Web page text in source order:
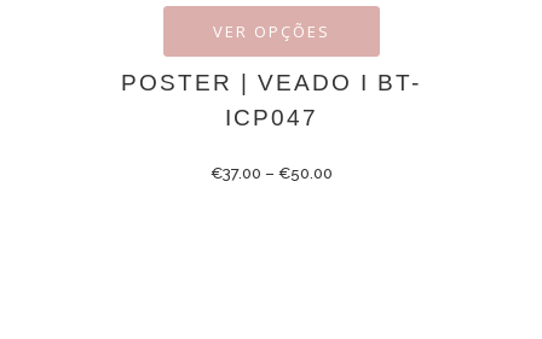
VER OPÇÕES
POSTER | VEADO I BT-
ICP047
€37.00 – €50.00